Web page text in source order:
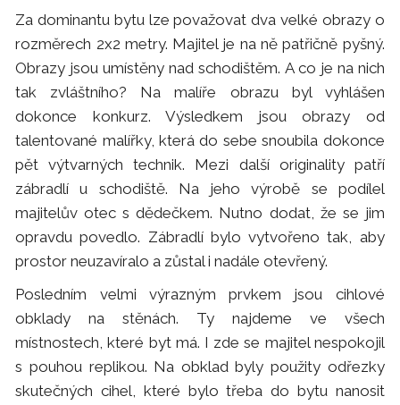
Za dominantu bytu lze považovat dva velké obrazy o
rozměrech 2x2 metry. Majitel je na ně patřičně pyšný.
Obrazy jsou umístěny nad schodištěm. A co je na nich
tak zvláštního? Na malíře obrazu byl vyhlášen
dokonce konkurz. Výsledkem jsou obrazy od
talentované malířky, která do sebe snoubila dokonce
pět výtvarných technik. Mezi další originality patří
zábradlí u schodiště. Na jeho výrobě se podílel
majitelův otec s dědečkem. Nutno dodat, že se jim
opravdu povedlo. Zábradlí bylo vytvořeno tak, aby
prostor neuzavíralo a zůstal i nadále otevřený.
Posledním velmi výrazným prvkem jsou cihlové
obklady na stěnách. Ty najdeme ve všech
místnostech, které byt má. I zde se majitel nespokojil
s pouhou replikou. Na obklad byly použity odřezky
skutečných cihel, které bylo třeba do bytu nanosit